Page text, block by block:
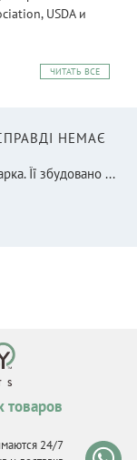
USDA и
ЧИТАТЬ ВСЕ
НЕМАЄ
Її збудовано ...
товаров
24/7